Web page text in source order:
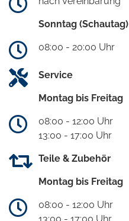
Sonntag (Schautag)
08:00 - 20:00 Uhr
Service
Montag bis Freitag
08:00 - 12:00 Uhr
13:00 - 17:00 Uhr
Teile & Zubehör
Montag bis Freitag
08:00 - 12:00 Uhr
13:00 - 17:00 Uhr